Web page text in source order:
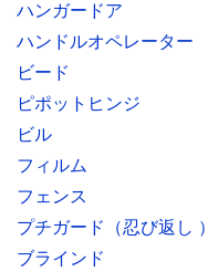
ハンガードア
ハンドルオペレーター
ビード
ピポットヒンジ
ビル
フィルム
フェンス
プチガード（忍び返し ）
ブラインド